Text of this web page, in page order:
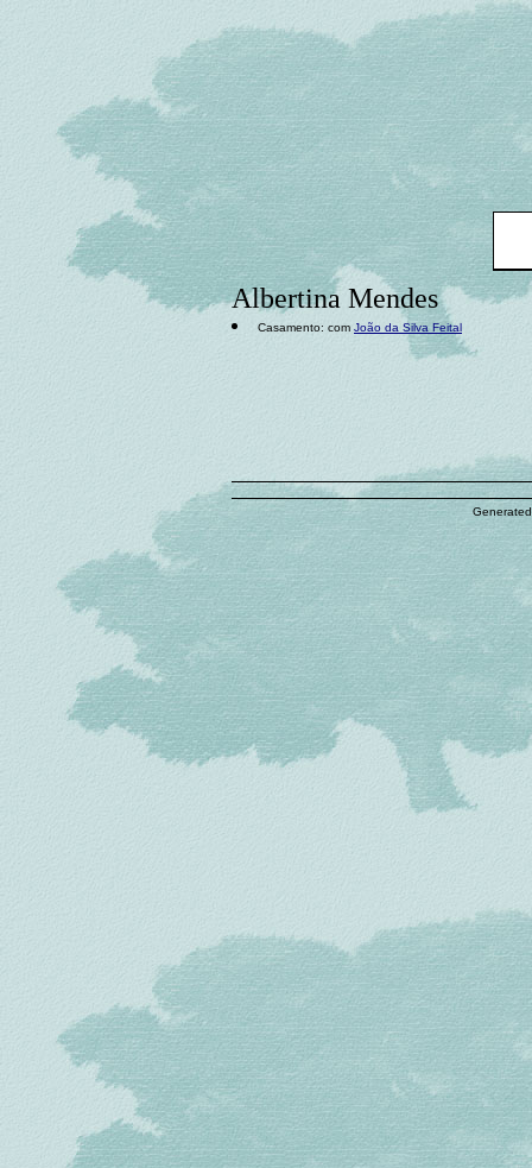
Albertina Mendes
Casamento: com João da Silva Feital